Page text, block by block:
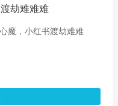
劫难难难
魔，小红书渡劫难难